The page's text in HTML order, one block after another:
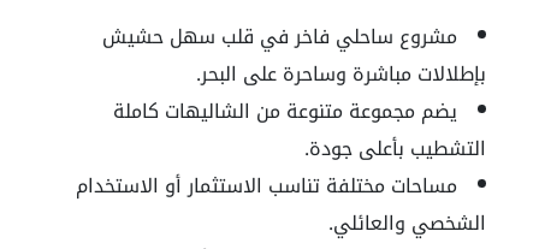
مشروع ساحلي فاخر في قلب سهل حشيش
بإطلالات مباشرة وساحرة على البحر.
يضم مجموعة متنوعة من الشاليهات كاملة
التشطيب بأعلى جودة.
مساحات مختلفة تناسب الاستثمار أو الاستخدام
الشخصي والعائلي.